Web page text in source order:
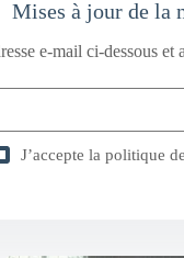
Mises à jour de la
e-mail ci-dessous
J’accepte la politique